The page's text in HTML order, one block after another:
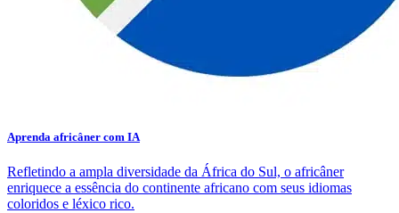
Aprenda africâner com IA
Refletindo a ampla diversidade da África do Sul, o africâner
enriquece a essência do continente africano com seus idiomas
coloridos e léxico rico.